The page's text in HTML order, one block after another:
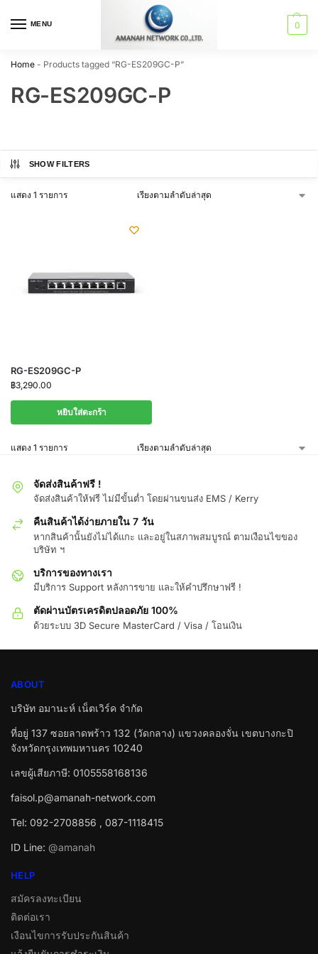
MENU 0
Home - Products tagged “RG-ES209GC-P”
RG-ES209GC-P
SHOW FILTERS
แสดง 1 รายการ
RG-ES209GC-P
฿3,290.00
หยิบใส่ตะกร้า
แสดง 1 รายการ
จัดส่งสินค้าฟรี !
จัดส่งสินค้าให้ฟรี ไม่มีขั้นต่ำ โดยผ่านขนส่ง EMS / Kerry
คืนสินค้าได้ง่ายภายใน 7 วัน
หากสินค้านั้นยังไม่ได้แกะ และอยู่ในสภาพสมบูรณ์ ตามเงือนไขของ
บริษัท ฯ
บริการของทางเรา
มีบริการ Support หลังการขาย และให้คำปรึกษาฟรี !
ตัดผ่านบัตรเครดิตปลอดภัย 100%
ด้วยระบบ 3D Secure MasterCard / Visa / โอนเงิน
ABOUT
บริษัท อมานะห์ เน็ตเวิร์ค จำกัด
ที่อยู่ 137 ซอยลาดพร้าว 132 (วัดกลาง) แขวงคลองจั่น เขตบางกะปิ
จังหวัดกรุงเทพมหานคร 10240
เลขผู้เสียภาษี: 0105558168136
faisol.p@amanah-network.com
Tel: 092-2708856 , 087-1118415
ID Line: @amanah
HELP
สมัครลงทะเบียน
ติดต่อเรา
เงือนไขการรับประกันสินค้า